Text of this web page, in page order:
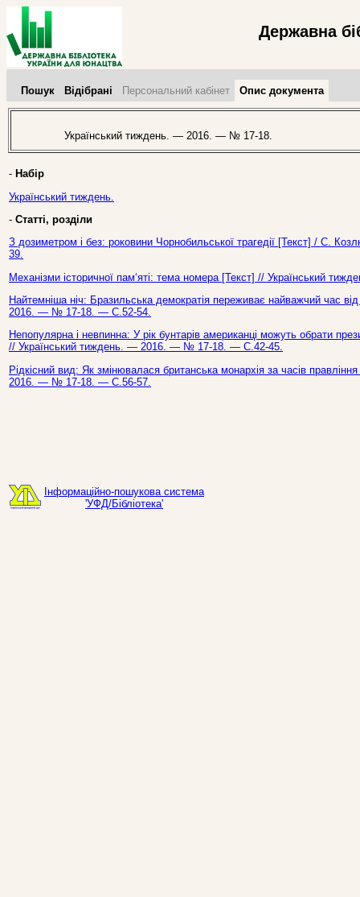
Державна
Пошук Відібрані Персональний кабінет Опис документа
Український тиждень. — 2016. — № 17-18.
- Набір
Український тиждень.
- Статті, розділи
З дозиметром і без: роковини Чорнобильської трагедії [Текст] / С.
39.
Механізми історичної пам‘яті: тема номера [Текст] // Український
Найтемніша ніч: Бразильська демократія переживає найважчий час
2016. — № 17-18. — С.52-54.
Непопулярна і невпинна: У рік бунтарів американці можуть обрати
// Український тиждень. — 2016. — № 17-18. — С.42-45.
Рідкісний вид: Як змінювалася британська монархія за часів
2016. — № 17-18. — С.56-57.
Інформаційно-пошукова система
'УФД/Бібліотека'